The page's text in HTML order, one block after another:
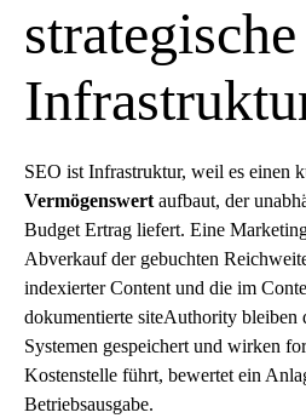
strategische
SEO ist Infrastruktur, weil es einen
Vermögenswert aufbaut, der
Budget Ertrag liefert. Eine
Abverkauf der gebuchten
indexierter Content und die im
dokumentierte siteAuthority bleiben
Systemen gespeichert und wirken
Kostenstelle führt, bewertet ein
Betriebsausgabe.